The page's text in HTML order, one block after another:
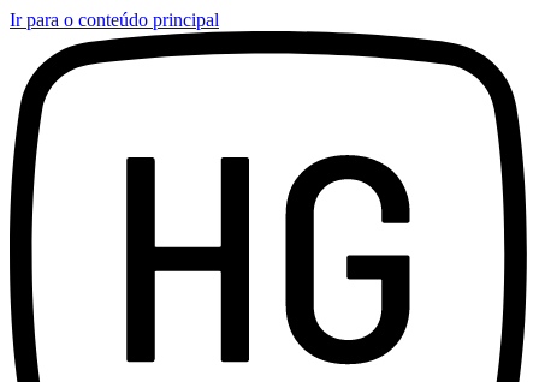
Ir para o conteúdo principal